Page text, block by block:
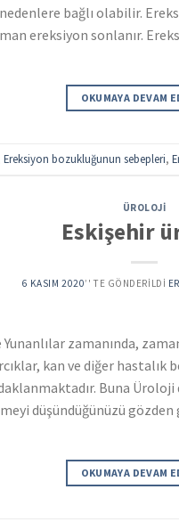
bağlı olabilir.
ereksiyon sonlanır.
OKUMAYA DEVAM
Ereksiyon bozukluğunun sebepleri,
ÜROLOJI
Eskişehir
6 KASIM 2020’' TE GÖNDERILDI
zamanında,
kan ve diğer
Buna
düşündüğünüzü
OKUMAYA DEVAM